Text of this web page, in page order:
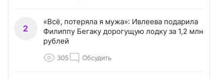
2
«Всё, потеряла я мужа»: Ивлеева подарила
Филиппу Бегаку дорогущую лодку за 1,2 млн
рублей
305 Обсудить